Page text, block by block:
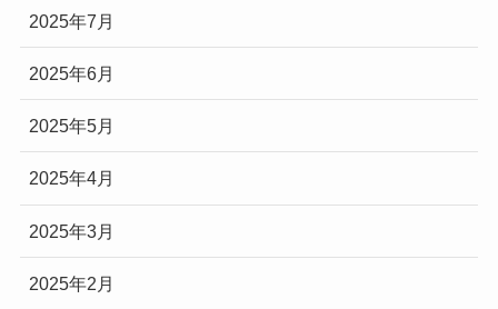
2025年7月
2025年6月
2025年5月
2025年4月
2025年3月
2025年2月